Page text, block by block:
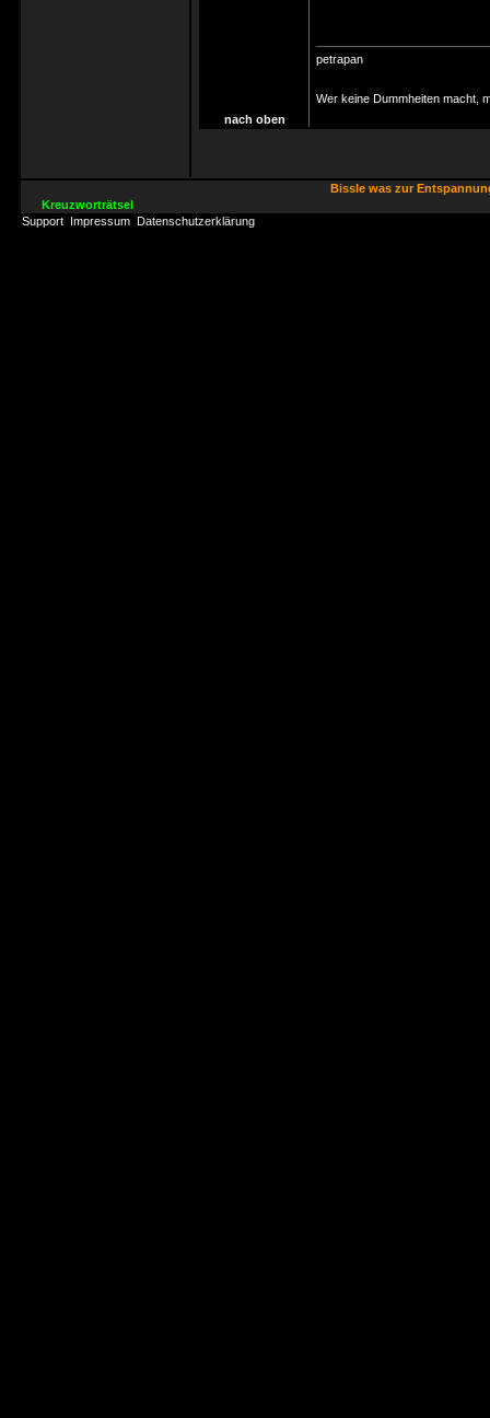
petrapan
Wer keine Dummheiten macht,
nach oben
Bissle was zur
Kreuzworträtsel
Support Impressum Datenschutzerklärung